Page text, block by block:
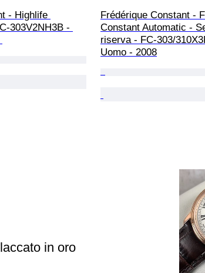
- Highlife
303V2NH3B -
Frédérique Constant -
Constant Automatic -
riserva - FC-303/
Uomo - 2008
in oro